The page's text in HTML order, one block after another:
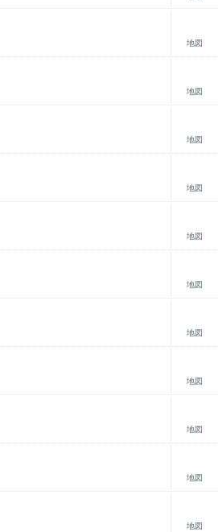
地図
地図
地図
地図
地図
地図
地図
地図
地図
地図
地図